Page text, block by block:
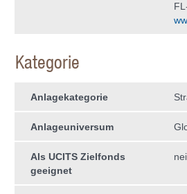
Kategorie
Anlagekategorie
Anlageuniversum
Als UCITS Zielfonds
geeignet